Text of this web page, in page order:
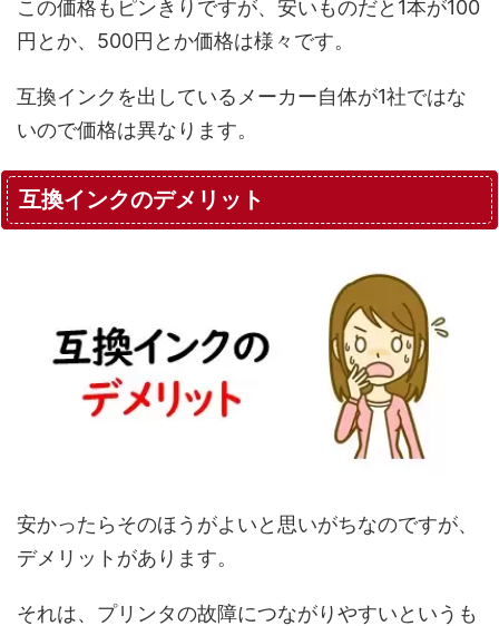
この価格もピンきりですが、安いものだと1本が100
円とか、500円とか価格は様々です。
互換インクを出しているメーカー自体が1社ではな
いので価格は異なります。
互換インクのデメリット
安かったらそのほうがよいと思いがちなのですが、
デメリットがあります。
それは、プリンタの故障につながりやすいというも